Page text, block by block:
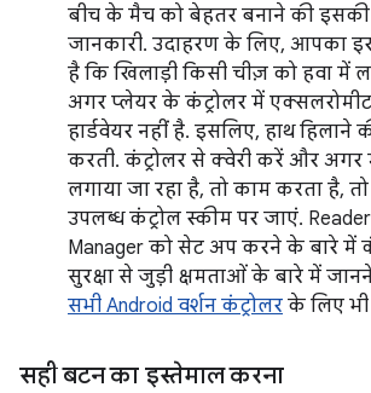
बीच के मैच को बेहतर बनाने की
जानकारी. उदाहरण के लिए, आपका
है कि खिलाड़ी किसी चीज़ को हवा में
अगर प्लेयर के कंट्रोलर में
हार्डवेयर नहीं है. इसलिए, हाथ हिलाने
करती. कंट्रोलर से क्वेरी करें और अगर
लगाया जा रहा है, तो काम करता है,
उपलब्ध कंट्रोल स्कीम पर जाएं.
Manager को सेट अप करने के बारे में
सुरक्षा से जुड़ी क्षमताओं के बारे में
सभी Android वर्शन कंट्रोलर के लिए
सही बटन का इस्तेमाल करना